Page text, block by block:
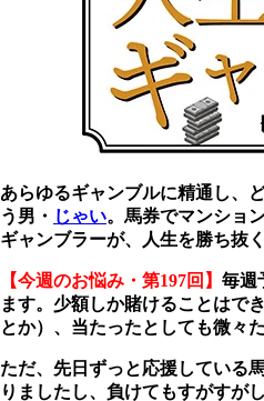
あらゆるギャンブルに精通し、
う男・ じゃい。馬券でマンショ
ギャンブラーが、人生を勝ち抜
【今週のお悩み・第197回】 毎週
ます。少額しか賭けることはで
とか）、当たったとしても微々
ただ、先日ずっと応援している
りましたし、負けてもすがすが